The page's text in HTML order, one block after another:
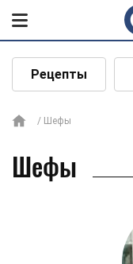
Рецепты
Шефы
Шефы